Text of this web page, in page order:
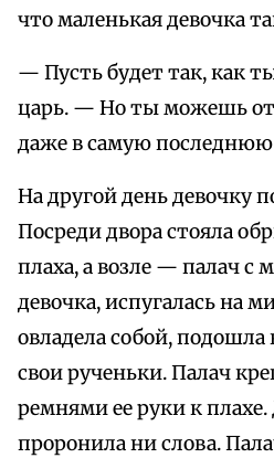
что маленькая девочка
— Пусть будет так, как
царь. — Но ты можешь
даже в самую
На другой день девочку
Посреди двора стояла
плаха, а возле — палач с
девочка, испугалась на
овладела собой, подошла
свои рученьки. Палач
ремнями ее руки к плахе.
проронила ни слова.